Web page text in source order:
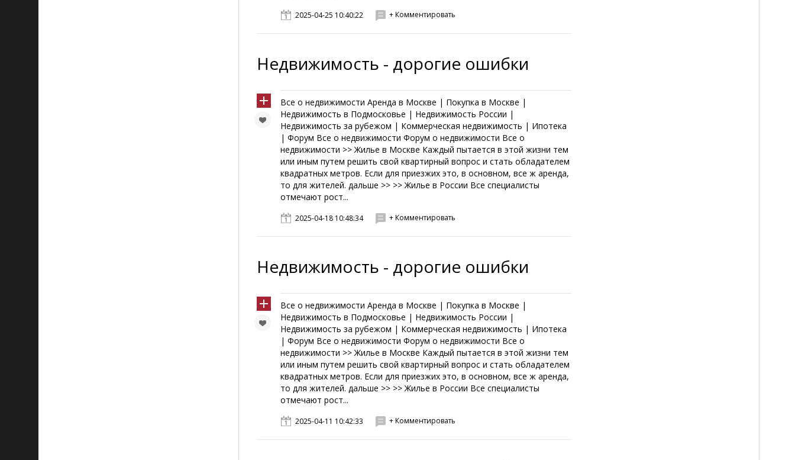
2025-04-25 10:40:22 + Комментировать
Недвижимость - дорогие ошибки
Все о недвижимости Аренда в Москве | Покупка в Москве |
Недвижимость в Подмосковье | Недвижимость России |
Недвижимость за рубежом | Коммерческая недвижимость | Ипотека
| Форум Все о недвижимости Форум о недвижимости Все о
недвижимости >> Жилье в Москве Каждый пытается в этой жизни тем
или иным путем решить свой квартирный вопрос и стать обладателем
квадратных метров. Если для приезжих это, в основном, все ж аренда,
то для жителей. дальше >> >> Жилье в России Все специалисты
отмечают рост...
2025-04-18 10:48:34 + Комментировать
Недвижимость - дорогие ошибки
Все о недвижимости Аренда в Москве | Покупка в Москве |
Недвижимость в Подмосковье | Недвижимость России |
Недвижимость за рубежом | Коммерческая недвижимость | Ипотека
| Форум Все о недвижимости Форум о недвижимости Все о
недвижимости >> Жилье в Москве Каждый пытается в этой жизни тем
или иным путем решить свой квартирный вопрос и стать обладателем
квадратных метров. Если для приезжих это, в основном, все ж аренда,
то для жителей. дальше >> >> Жилье в России Все специалисты
отмечают рост...
2025-04-11 10:42:33 + Комментировать